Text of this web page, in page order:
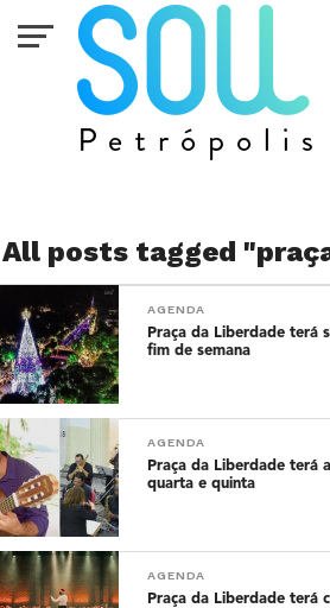
All posts tagged
AGENDA
Praça da Liberdade terá
fim de semana
AGENDA
Praça da Liberdade terá
quarta e quinta
AGENDA
Praça da Liberdade terá